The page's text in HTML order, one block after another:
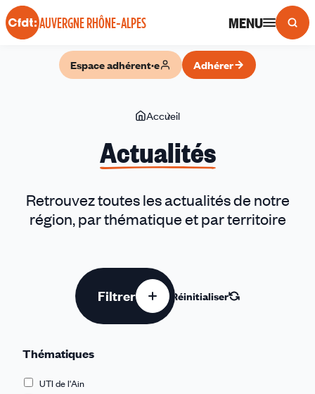
Panneau de gestion des cookies
AUVERGNE RHÔNE-ALPES MENU
Espace adhérent·e Adhérer
Vous
ici
Accueil
Actualités
Retrouvez toutes les actualités de notre
région, par thématique et par territoire
Filtrer Réinitialiser
Thématiques
UTI de l'Ain